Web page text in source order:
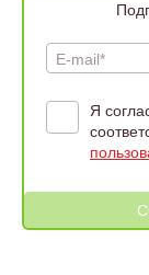
E-mail*
Я